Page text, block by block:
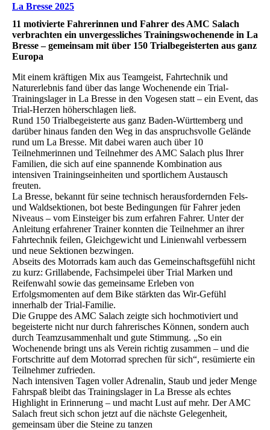
La Bresse 2025
11 motivierte Fahrerinnen und Fahrer des AMC Salach
verbrachten ein unvergessliches Trainingswochenende in La
Bresse – gemeinsam mit über 150 Trialbegeisterten aus ganz
Europa
Mit einem kräftigen Mix aus Teamgeist, Fahrtechnik und
Naturerlebnis fand über das lange Wochenende ein Trial-
Trainingslager in La Bresse in den Vogesen statt – ein Event, das
Trial-Herzen höherschlagen ließ.
Rund 150 Trialbegeisterte aus ganz Baden-Württemberg und
darüber hinaus fanden den Weg in das anspruchsvolle Gelände
rund um La Bresse. Mit dabei waren auch über 10
Teilnehmerinnen und Teilnehmer des AMC Salach plus Ihrer
Familien, die sich auf eine spannende Kombination aus
intensiven Trainingseinheiten und sportlichem Austausch
freuten.
La Bresse, bekannt für seine technisch herausfordernden Fels-
und Waldsektionen, bot beste Bedingungen für Fahrer jeden
Niveaus – vom Einsteiger bis zum erfahren Fahrer. Unter der
Anleitung erfahrener Trainer konnten die Teilnehmer an ihrer
Fahrtechnik feilen, Gleichgewicht und Linienwahl verbessern
und neue Sektionen bezwingen.
Abseits des Motorrads kam auch das Gemeinschaftsgefühl nicht
zu kurz: Grillabende, Fachsimpelei über Trial Marken und
Reifenwahl sowie das gemeinsame Erleben von
Erfolgsmomenten auf dem Bike stärkten das Wir-Gefühl
innerhalb der Trial-Familie.
Die Gruppe des AMC Salach zeigte sich hochmotiviert und
begeisterte nicht nur durch fahrerisches Können, sondern auch
durch Teamzusammenhalt und gute Stimmung. „So ein
Wochenende bringt uns als Verein richtig zusammen – und die
Fortschritte auf dem Motorrad sprechen für sich“, resümierte ein
Teilnehmer zufrieden.
Nach intensiven Tagen voller Adrenalin, Staub und jeder Menge
Fahrspaß bleibt das Trainingslager in La Bresse als echtes
Highlight in Erinnerung – und macht Lust auf mehr. Der AMC
Salach freut sich schon jetzt auf die nächste Gelegenheit,
gemeinsam über die Steine zu tanzen